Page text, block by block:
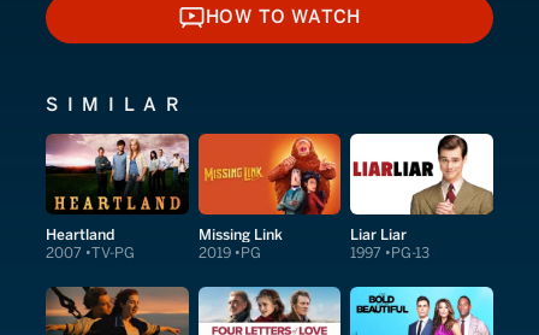
HOW TO WATCH
HOW TO WATCH
SIMILAR
Heartland
2007 TV-PG
Missing Link
2019 PG
Liar Liar
1997 PG-13